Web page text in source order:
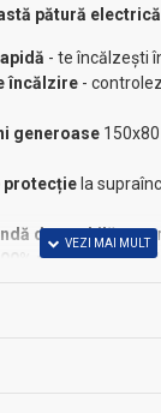
pătură
- te încălzești
încălzire -
generoase
protecție la
detașabilă-
poliester-
pentru control